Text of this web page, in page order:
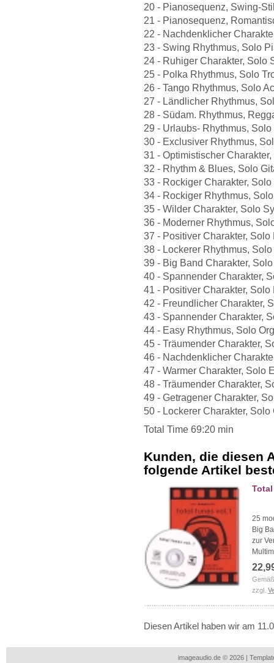
20 - Pianosequenz, Swing-
21 - Pianosequenz,
22 - Nachdenklicher
23 - Swing Rhythmus, Solo
24 - Ruhiger Charakter, Solo
25 - Polka Rhythmus, Solo
26 - Tango Rhythmus, Solo
27 - Ländlicher Rhythmus,
28 - Südam. Rhythmus,
29 - Urlaubs- Rhythmus,
30 - Exclusiver Rhythmus,
31 - Optimistischer
32 - Rhythm & Blues, Solo
33 - Rockiger Charakter,
34 - Rockiger Rhythmus,
35 - Wilder Charakter, Solo
36 - Moderner Rhythmus,
37 - Positiver Charakter,
38 - Lockerer Rhythmus,
39 - Big Band Charakter,
40 - Spannender Charakter,
41 - Positiver Charakter,
42 - Freundlicher Charakter,
43 - Spannender Charakter,
44 - Easy Rhythmus, Solo
45 - Träumender Charakter,
46 - Nachdenklicher
47 - Warmer Charakter, Solo
48 - Träumender Charakter,
49 - Getragener Charakter,
50 - Lockerer Charakter,
Total Time 69:20 min
Kunden, die diesen
folgende Artikel
25
Big
zur
zzgl.
Diesen Artikel haben wir am
imageaudio.de © 2026 |